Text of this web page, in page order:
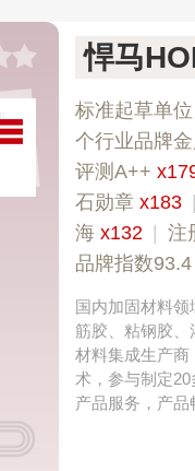
悍马
标准起草单位
个行业品牌
评测A++
石勋章 x183
海 x132 注
品牌指数93.4
国内加固材料
筋胶、粘钢胶
材料集成生产商
术，参与制定
产品服务，产品